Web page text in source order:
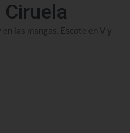
las mangas. Escote en V y